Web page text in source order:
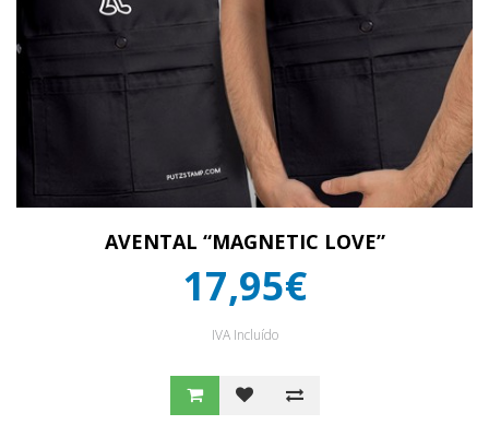
AVENTAL “MAGNETIC LOVE”
17,95€
IVA Incluído